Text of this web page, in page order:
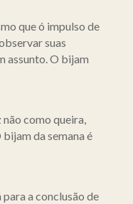
que ó impulso de
suas
assunto. O bijam
como queira,
da semana é
a conclusão de